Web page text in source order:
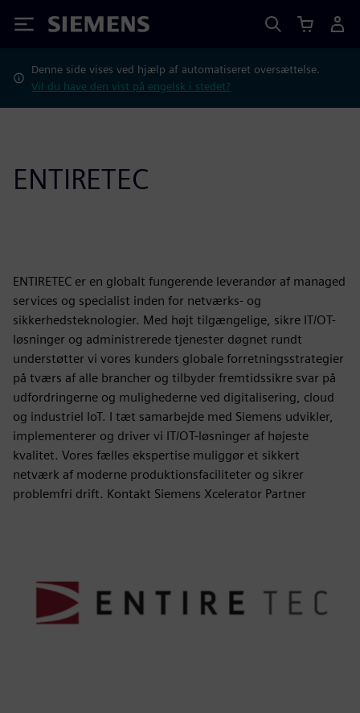
Siemens
Denne side vises ved hjælp af automatiseret oversættelse.
Vil du have den vist på engelsk i stedet?
ENTIRETEC
ENTIRETEC er en globalt fungerende leverandør af managed
services og specialist inden for netværks- og
sikkerhedsteknologier. Med højt tilgængelige, sikre IT/OT-
løsninger og administrerede tjenester døgnet rundt
understøtter vi vores kunders globale forretningsstrategier
på tværs af alle brancher og tilbyder fremtidssikre svar på
udfordringerne og mulighederne ved digitalisering, cloud
og industriel IoT. I tæt samarbejde med Siemens udvikler,
implementerer og driver vi IT/OT-løsninger af højeste
kvalitet. Vores fælles ekspertise muliggør et sikkert
netværk af moderne produktionsfaciliteter og sikrer
problemfri drift. Kontakt Siemens Xcelerator Partner